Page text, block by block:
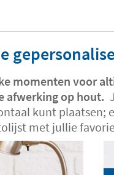
momenten voor
afwerking op hout.
kunt plaatsen;
met jullie